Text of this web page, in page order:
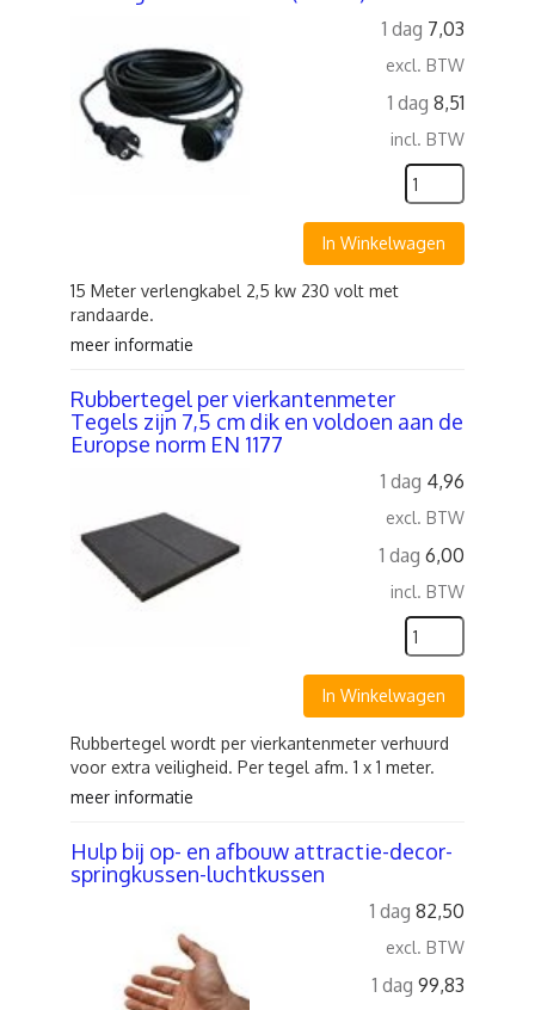
1 dag 7,03
excl. BTW
1 dag 8,51
incl. BTW
In Winkelwagen
15 Meter verlengkabel 2,5 kw 230 volt met
randaarde.
meer informatie
Rubbertegel per vierkantenmeter
Tegels zijn 7,5 cm dik en voldoen aan de
Europse norm EN 1177
1 dag 4,96
excl. BTW
1 dag 6,00
incl. BTW
In Winkelwagen
Rubbertegel wordt per vierkantenmeter verhuurd
voor extra veiligheid. Per tegel afm. 1 x 1 meter.
meer informatie
Hulp bij op- en afbouw attractie-decor-
springkussen-luchtkussen
1 dag 82,50
excl. BTW
1 dag 99,83